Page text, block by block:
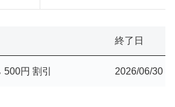
終了日
円 割引 2026/06/30